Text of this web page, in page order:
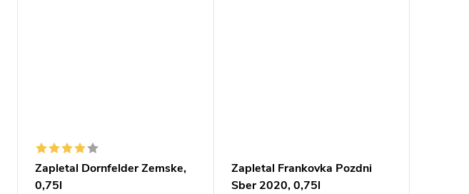
Zapletal Dornfelder Zemske,
0,75l
Zapletal Frankovka Pozdni
Sber 2020, 0,75l